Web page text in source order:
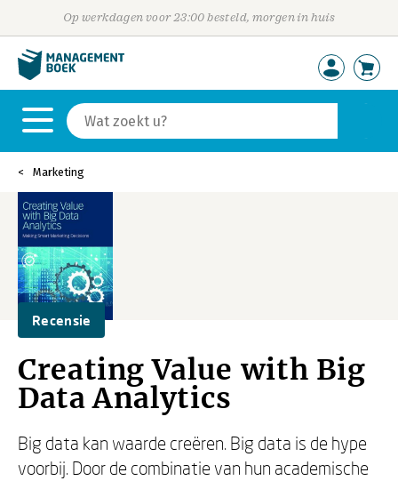
Op werkdagen voor 23:00 besteld, morgen in huis
Marketing
Recensie
Creating Value with Big
Data Analytics
Big data kan waarde creëren. Big data is de hype
voorbij. Door de combinatie van hun academische